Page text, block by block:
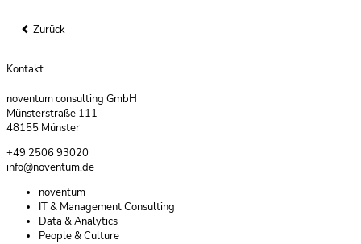
Zurück
Kontakt
noventum consulting GmbH
Münsterstraße 111
48155 Münster
+49 2506 93020
info@noventum.de
Navigation
überspringen
noventum
IT & Management Consulting
Data & Analytics
People & Culture